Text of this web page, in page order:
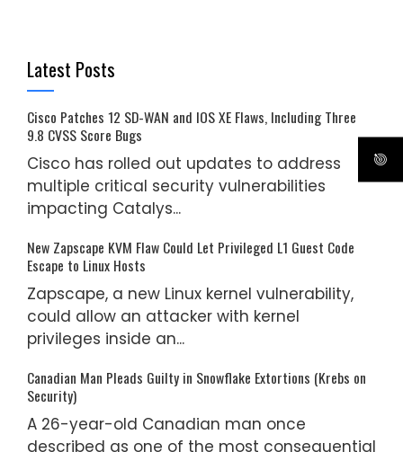
Latest Posts
Cisco Patches 12 SD-WAN and IOS XE Flaws, Including Three
9.8 CVSS Score Bugs
Cisco has rolled out updates to address
multiple critical security vulnerabilities
impacting Catalys...
New Zapscape KVM Flaw Could Let Privileged L1 Guest Code
Escape to Linux Hosts
Zapscape, a new Linux kernel vulnerability,
could allow an attacker with kernel
privileges inside an...
Canadian Man Pleads Guilty in Snowflake Extortions (Krebs on
Security)
A 26-year-old Canadian man once
described as one of the most consequential